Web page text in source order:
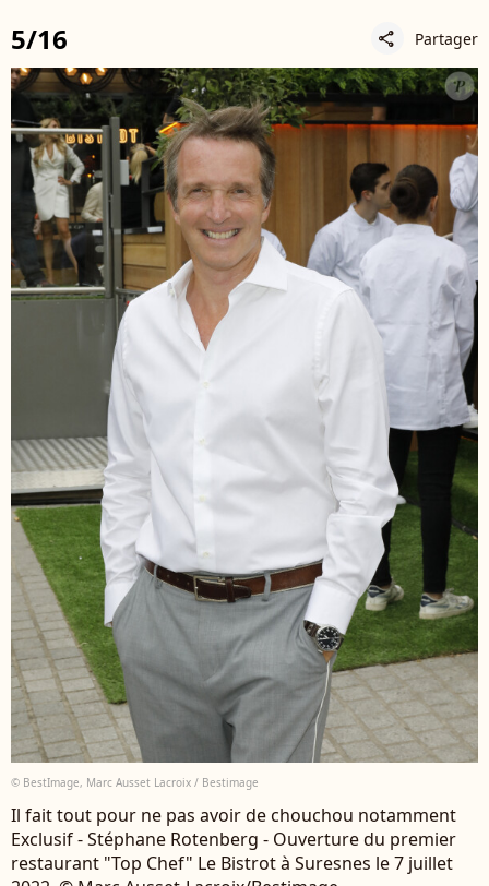
5/16 share Partager
© BestImage, Marc Ausset Lacroix / Bestimage
Il fait tout pour ne pas avoir de chouchou notamment
Exclusif - Stéphane Rotenberg - Ouverture du premier
restaurant "Top Chef" Le Bistrot à Suresnes le 7 juillet